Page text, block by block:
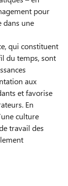
pour
dans une
qui constituent
du temps, sont
aux
et favorise
En
culture
travail des